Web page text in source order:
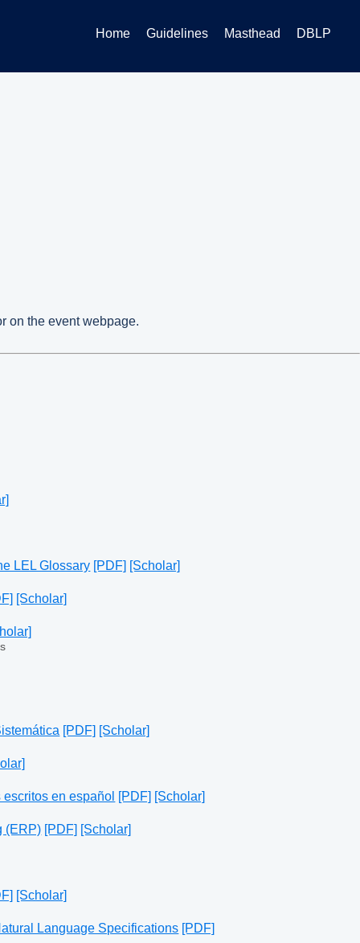
Home Guidelines Masthead DBLP
on the event webpage.
LEL Glossary [PDF] [Scholar]
[Scholar]
[PDF] [Scholar]
en español [PDF] [Scholar]
(ERP) [PDF] [Scholar]
[Scholar]
Language Specifications [PDF]